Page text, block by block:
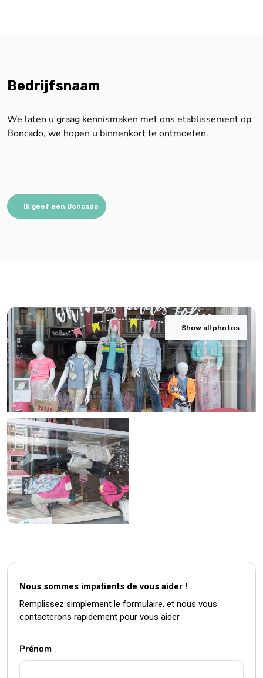
Bedrijfsnaam
We laten u graag kennismaken met ons etablissement op
Boncado, we hopen u binnenkort te ontmoeten.
Ik geef een Boncado
Show all photos
Nous sommes impatients de vous aider !
Remplissez simplement le formulaire, et nous vous
contacterons rapidement pour vous aider.
Prénom